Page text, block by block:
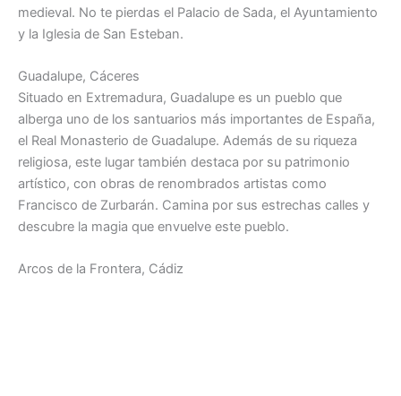
medieval. No te pierdas el Palacio de Sada, el Ayuntamiento
y la Iglesia de San Esteban.
Guadalupe, Cáceres
Situado en Extremadura, Guadalupe es un pueblo que
alberga uno de los santuarios más importantes de España,
el Real Monasterio de Guadalupe. Además de su riqueza
religiosa, este lugar también destaca por su patrimonio
artístico, con obras de renombrados artistas como
Francisco de Zurbarán. Camina por sus estrechas calles y
descubre la magia que envuelve este pueblo.
Arcos de la Frontera, Cádiz